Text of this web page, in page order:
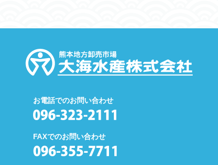
お電話でのお問い合わせ
FAXでのお問い合わせ